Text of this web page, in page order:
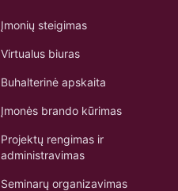
Įmonių steigimas
Virtualus biuras
Buhalterinė apskaita
Įmonės brando kūrimas
Projektų rengimas ir
administravimas
Seminarų organizavimas